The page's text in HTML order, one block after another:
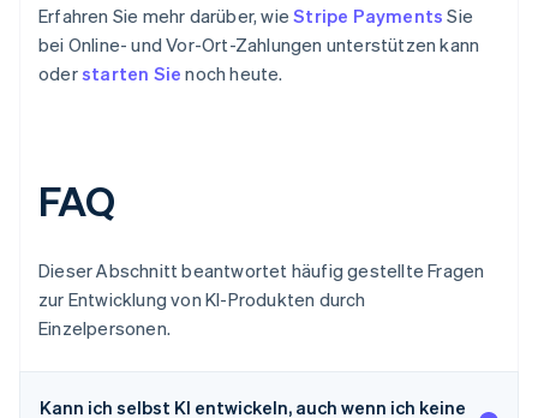
Erfahren Sie mehr darüber, wieStripe Payments Sie
bei Online- und Vor-Ort-Zahlungen unterstützen kann
oderstarten Sie noch heute.
FAQ
Dieser Abschnitt beantwortet häufig gestellte Fragen
zur Entwicklung von KI-Produkten durch
Einzelpersonen.
Kann ich selbst KI entwickeln, auch wenn ich keine